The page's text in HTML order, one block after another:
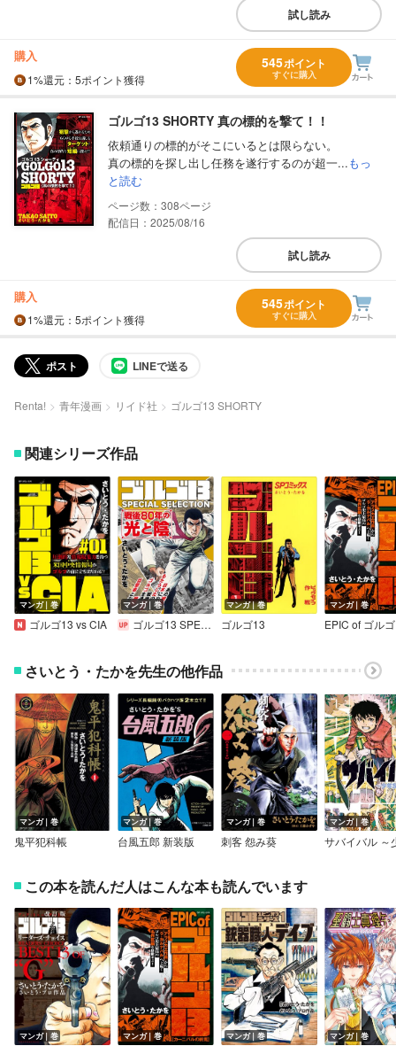
試し読み
購入
1%還元 ：5ポイント獲得
545ポイント
すぐに購入
ゴルゴ13 SHORTY 真の標的を撃て！！
依頼通りの標的がそこにいるとは限らない。
真の標的を探し出し任務を遂行するのが超一...もっ
と読む
308
配信日：2025/08/16
試し読み
購入
1%還元 ：5ポイント獲得
545ポイント
すぐに購入
ポスト LINEで送る
Renta! 青年漫画 リイド社 ゴルゴ13 SHORTY
関連シリーズ作品
マンガ｜巻
ゴルゴ13 vs CIA
マンガ｜巻
ゴルゴ13 SPECIAL SELECTION
マンガ｜巻
ゴルゴ13
マンガ｜巻
EPIC of ゴル
さいとう・たかを先生の他作品
マンガ｜巻
鬼平犯科帳
マンガ｜巻
台風五郎 新装版
マンガ｜巻
刺客 怨み葵
マンガ｜巻
この本を読んだ人はこんな本も読んでいます
マンガ｜巻 マンガ｜巻 マンガ｜巻 マンガ｜巻